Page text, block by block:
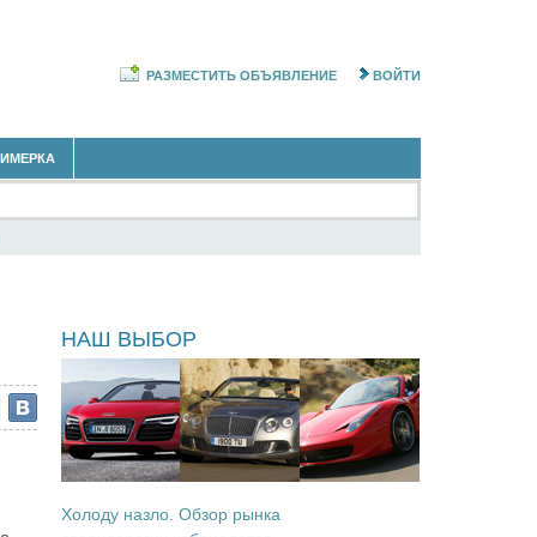
РАЗМЕСТИТЬ ОБЪЯВЛЕНИЕ ВОЙТИ
НАШ ВЫБОР
Холоду назло. Обзор рынка